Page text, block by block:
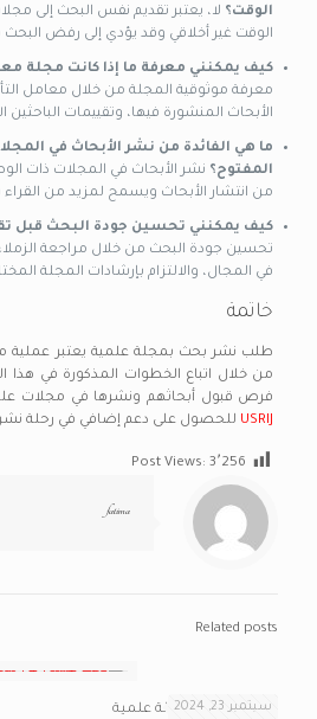
الوقت؟ لا، يعتبر تقديم نفس البحث إلى
الوقت غير أخلاقي وقد يؤدي إلى رفض
كيف يمكنني معرفة ما إذا كانت مجلة
معرفة موثوقية المجلة من خلال معامل
الأبحاث المنشورة فيها، وتقييمات الباحثين
ما هي الفائدة من نشر الأبحاث في
المفتوح؟ نشر الأبحاث في المجلات ذات
من انتشار الأبحاث ويسمح لمزيد من القراء
كيف يمكنني تحسين جودة البحث قبل
تحسين جودة البحث من خلال مراجعة
في المجال، والالتزام بإرشادات المجلة
خاتمة
طلب نشر بحث بمجلة علمية يعتبر عملية
من خلال اتباع الخطوات المذكورة في هذا
فرص قبول أبحاثهم ونشرها في مجلات
USRIJ للحصول على دعم إضافي في رحلة
Post Views: 3٬256
fatima
Related posts
سبتمبر 23, 2024
بحث علمي في مجلة علمية